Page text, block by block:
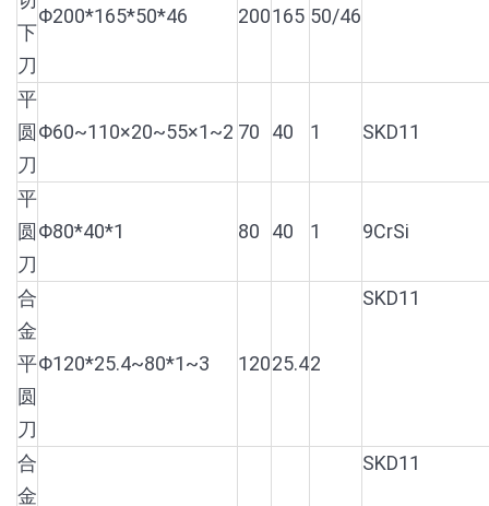
下
刀
Φ200*165*50*46 200165 50/46
平
圆
刀
Φ60~110×20~55×1~2 70 40 1 SKD11
平
圆
刀
Φ80*40*1 80 40 1 9CrSi
合
金
平
圆
刀
Φ120*25.4~80*1~3 12025.42
SKD11
合
金
SKD11